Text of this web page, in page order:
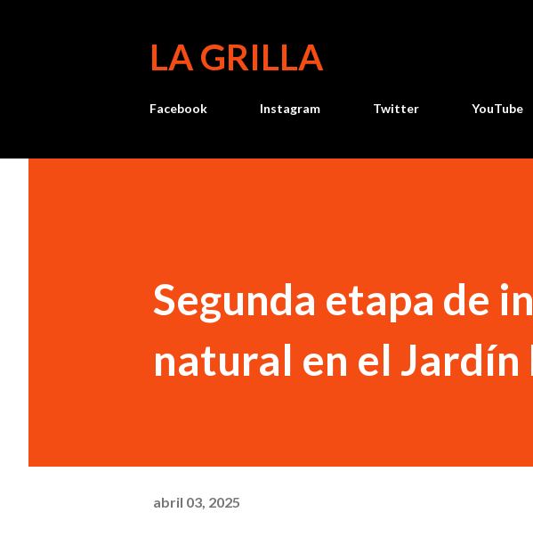
LA GRILLA
Facebook Instagram Twitter YouTube
Segunda etapa de
natural en el
abril 03, 2025